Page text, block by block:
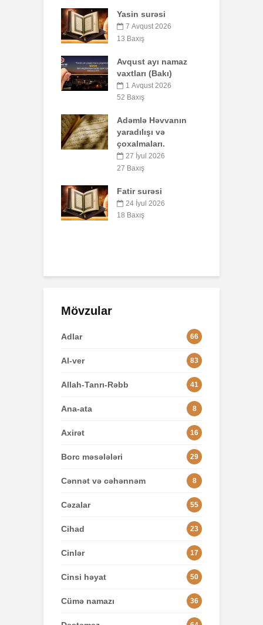
7 Avqust 2026
Avqust ayı namaz
vaxtları (Bakı)
1 Avqust 2026
Adəmlə Həvvanın
Qeyri-müsəlmanı
öldürən bir
edilərmi?
17 İyul 2026
30 Baxış
10 İyul 2026
41 Baxış
Faiz nədir?
AŞURA BARƏDƏ
Mövzular
Adlar 66
Al-ver 83
Allah-Tanrı-Rəbb 41
Ana-ata 8
Axirət 16
Borc məsələləri 29
Cənnət və cəhənnəm 8
Cəzalar 55
Cihad 23
Cinlər 17
Cinsi həyat 50
Cümə namazı 36